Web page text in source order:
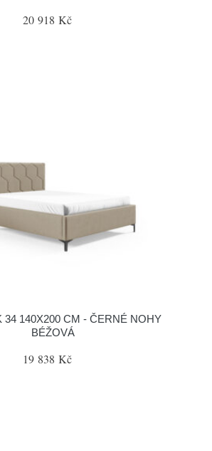
20 918 Kč
34 140X200 CM - ČERNÉ NOHY
BÉŽOVÁ
19 838 Kč